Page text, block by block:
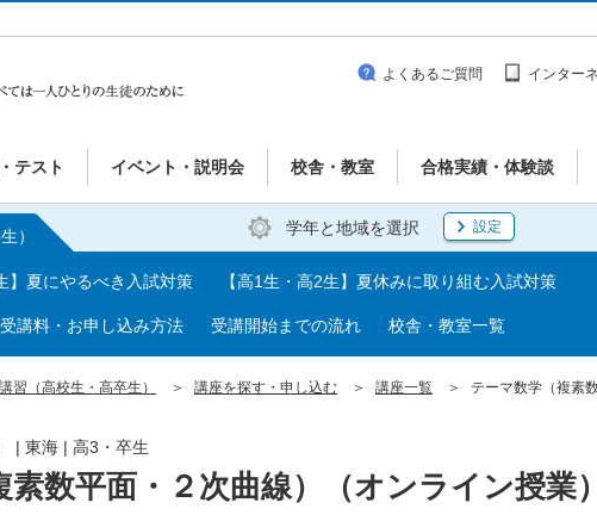
テスト イベント・説明会 校舎・教室 合格実績・体験談
よくあるご質問 インター
学年と地域を選択 設定
）
】夏にやるべき入試対策 【高1生・高2生】夏休みに取り組む入試対策
受講料・お申し込み方法 受講開始までの流れ 校舎・教室一覧
習（高校生・高卒生） 講座を探す・申し込む 講座一覧 テーマ数学（複素
数平面・２次曲線）（オンライン授業）
| 東海 | 高3・卒生